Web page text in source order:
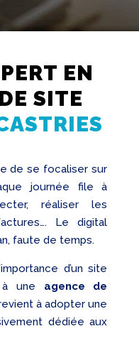
EN
SITE
de se focaliser sur
journée file à
réaliser les
Le digital
faute de temps.
d’un site
à une agence de
à adopter une
dédiée aux